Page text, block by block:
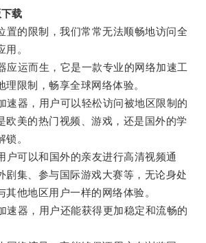
载
的限制，我们常常无法顺畅地访问全
。
运而生，它是一款专业的网络加速工
理限制，畅享全球网络体验。
器，用户可以轻松访问被地区限制的
欧美的热门视频、游戏，还是国外的学
。
可以和国外的亲友进行高清视频通
剧集、参与国际游戏大赛等，无论身处
其他地区用户一样的网络体验。
器，用户还能获得更加稳定和流畅的